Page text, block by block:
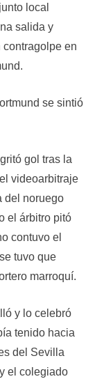
local
salida y
en
se sintió
gol tras la
videoarbitraje
del noruego
el árbitro pitó
contuvo el
tuvo que
marroquí.
y lo celebró
tenido hacia
del Sevilla
el colegiado